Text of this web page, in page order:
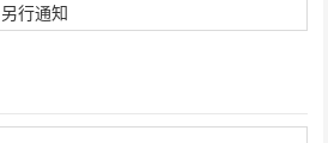
另行通知